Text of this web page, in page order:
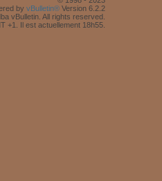
by vBulletin® Version 6.2.2
vBulletin. All rights reserved.
+1. Il est actuellement 18h55.